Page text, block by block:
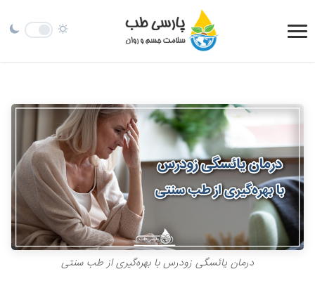
درمان یائسگی زودرس با بهره‌گیری از طب سنتی